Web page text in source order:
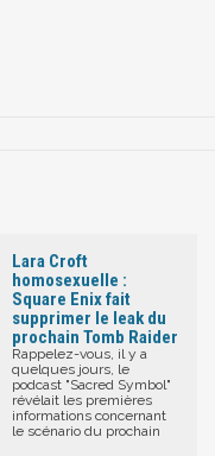
Lara Croft
homosexuelle :
Square Enix fait
supprimer le leak du
prochain Tomb Raider
Rappelez-vous, il y a
quelques jours, le
podcast "Sacred Symbol"
révélait les premières
informations concernant
le scénario du prochain